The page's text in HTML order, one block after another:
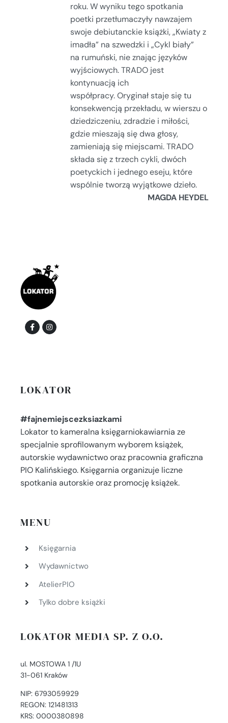
roku. W wyniku tego spotkania
poetki przetłumaczyły nawzajem
swoje debiutanckie książki, „Kwiaty z
imadła” na szwedzki i „Cykl biały”
na rumuński, nie znając języków
wyjściowych. TRADO jest
kontynuacją ich
współpracy. Oryginał staje się tu
konsekwencją przekładu, w wierszu o
dziedziczeniu, zdradzie i miłości,
gdzie mieszają się dwa głosy,
zamieniają się miejscami. TRADO
składa się z trzech cykli, dwóch
poetyckich i jednego eseju, które
wspólnie tworzą wyjątkowe dzieło.
MAGDA HEYDEL
LOKATOR
#fajnemiejscezksiazkami
Lokator to kameralna księgarniokawiarnia ze
specjalnie sprofilowanym wyborem książek,
autorskie wydawnictwo oraz pracownia graficzna
PIO Kalińskiego. Księgarnia organizuje liczne
spotkania autorskie oraz promocję książek.
MENU
Księgarnia
Wydawnictwo
AtelierPIO
Tylko dobre książki
LOKATOR MEDIA SP. Z O.O.
ul. MOSTOWA 1 /1U
31-061 Kraków
NIP: 6793059929
REGON: 121481313
KRS: 0000380898